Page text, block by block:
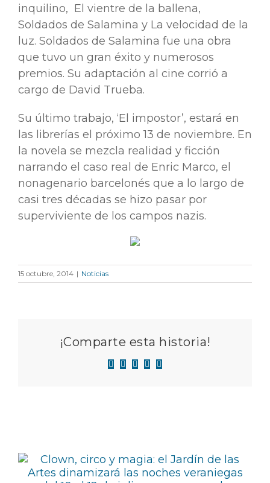
inquilino, El vientre de la ballena,
Soldados de Salamina y La velocidad de la
luz. Soldados de Salamina fue una obra
que tuvo un gran éxito y numerosos
premios. Su adaptación al cine corrió a
cargo de David Trueba.
Su último trabajo, ‘El impostor’, estará en
las librerías el próximo 13 de noviembre. En
la novela se mezcla realidad y ficción
narrando el caso real de Enric Marco, el
nonagenario barcelonés que a lo largo de
casi tres décadas se hizo pasar por
superviviente de los campos nazis.
15 octubre, 2014 | Noticias
¡Comparte esta historia!
Facebook
X LinkedIn
WhatsApp
Correo